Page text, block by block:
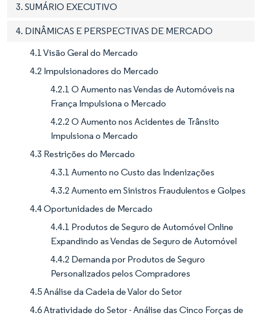
3. SUMÁRIO EXECUTIVO
4. DINÂMICAS E PERSPECTIVAS DE MERCADO
4.1 Visão Geral do Mercado
4.2 Impulsionadores do Mercado
4.2.1 O Aumento nas Vendas de Automóveis na
França Impulsiona o Mercado
4.2.2 O Aumento nos Acidentes de Trânsito
Impulsiona o Mercado
4.3 Restrições do Mercado
4.3.1 Aumento no Custo das Indenizações
4.3.2 Aumento em Sinistros Fraudulentos e Golpes
4.4 Oportunidades de Mercado
4.4.1 Produtos de Seguro de Automóvel Online
Expandindo as Vendas de Seguro de Automóvel
4.4.2 Demanda por Produtos de Seguro
Personalizados pelos Compradores
4.5 Análise da Cadeia de Valor do Setor
4.6 Atratividade do Setor - Análise das Cinco Forças de